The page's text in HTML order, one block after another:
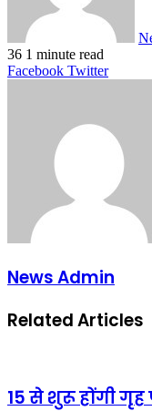
36 1 minute read
Facebook TwitterLinkedIn
Tumblr
Pinterest
Reddit
Share
Print
News Admin
Related Articles
15 से शुरू होंगी